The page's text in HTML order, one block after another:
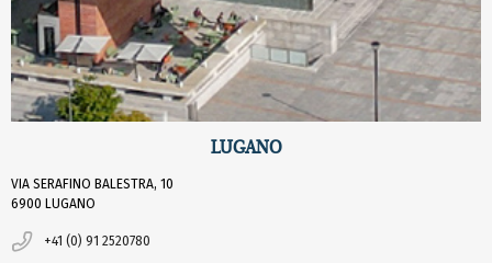
LUGANO
VIA SERAFINO BALESTRA, 10
6900 LUGANO
+41 (0) 91 2520780